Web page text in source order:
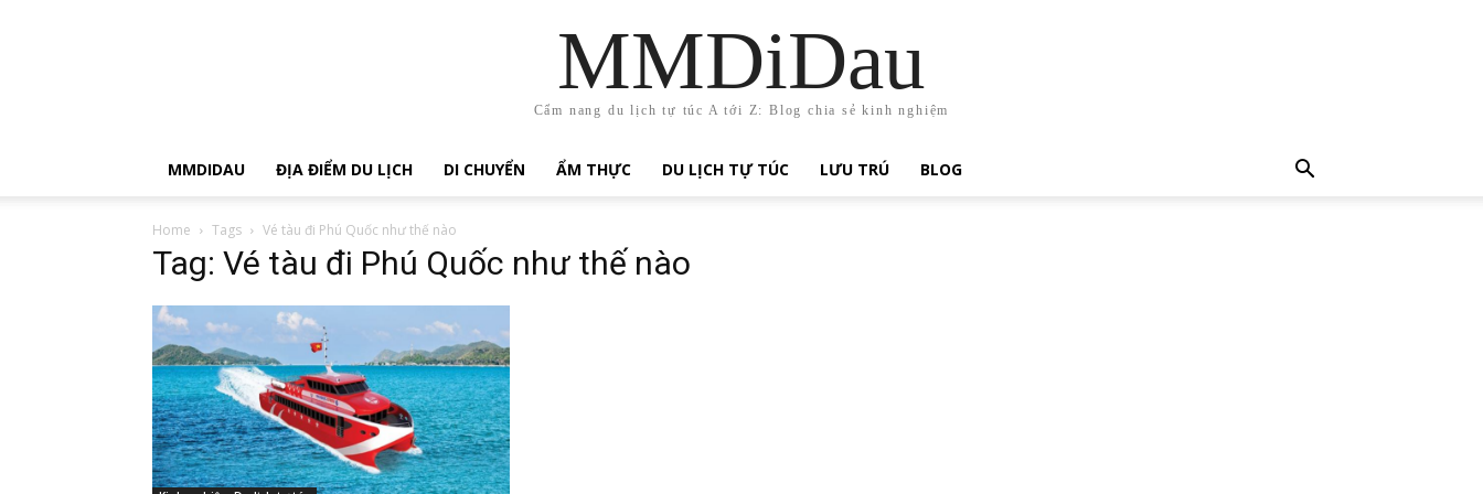
MMDiDau
Cẩm nang du lịch tự túc A tới Z: Blog chia sẻ kinh nghiệm
MMDIDAU ĐỊA ĐIỂM DU LỊCH DI CHUYỂN ẨM THỰC DU LỊCH TỰ TÚC LƯU TRÚ BLOG
Home Tags Vé tàu đi Phú Quốc như thế nào
Tag: Vé tàu đi Phú Quốc như thế nào